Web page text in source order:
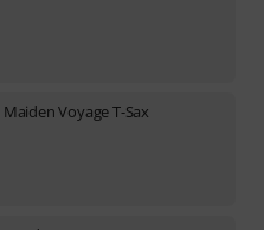
Maiden Voyage T-Sax